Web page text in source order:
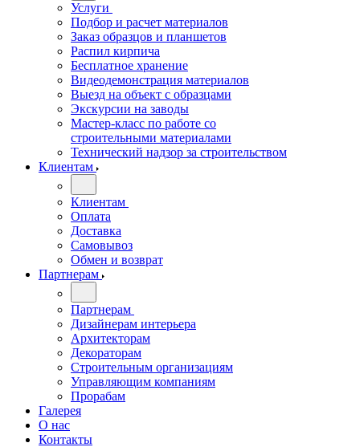
Услуги
Подбор и расчет материалов
Заказ образцов и планшетов
Распил кирпича
Бесплатное хранение
Видеодемонстрация материалов
Выезд на объект с образцами
Экскурсии на заводы
Мастер-класс по работе со
строительными материалами
Технический надзор за строительством
Клиентам
Клиентам
Оплата
Доставка
Самовывоз
Обмен и возврат
Партнерам
Партнерам
Дизайнерам интерьера
Архитекторам
Декораторам
Строительным организациям
Управляющим компаниям
Прорабам
Галерея
О нас
Контакты